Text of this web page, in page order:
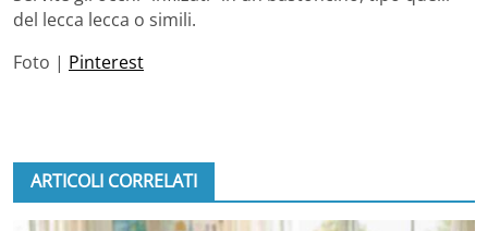
del lecca lecca o simili.
Foto | Pinterest
ARTICOLI CORRELATI